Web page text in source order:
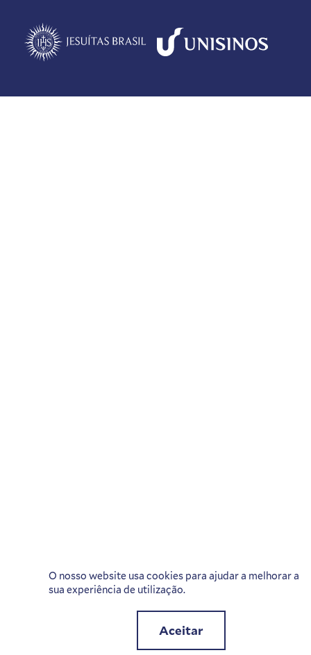
O nosso website usa cookies para ajudar a melhorar a
sua experiência de utilização.
Aceitar